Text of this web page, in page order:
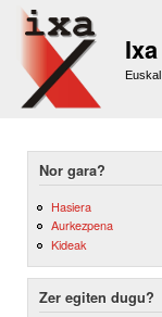
Nor gara?
Hasiera
Aurkezpena
Kideak
Zer egiten dugu?